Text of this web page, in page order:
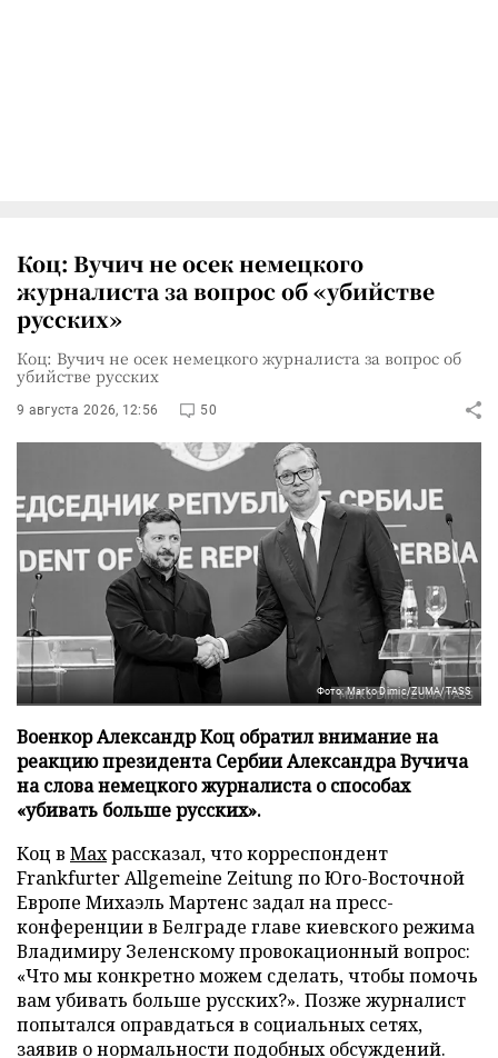
Коц: Вучич не осек немецкого
журналиста за вопрос об «убийстве
русских»
Коц: Вучич не осек немецкого журналиста за вопрос об
убийстве русских
9 августа 2026, 12:56 50
Фото: Marko Dimic/ZUMA/TASS
Военкор Александр Коц обратил внимание на
реакцию президента Сербии Александра Вучича
на слова немецкого журналиста о способах
«убивать больше русских».
Коц в Махрассказал, что корреспондент
Frankfurter Allgemeine Zeitung по Юго-Восточной
Европе Михаэль Мартенс задал на пресс-
конференции в Белграде главе киевского режима
Владимиру Зеленскому провокационный вопрос:
«Что мы конкретно можем сделать, чтобы помочь
вам убивать больше русских?». Позже журналист
попытался оправдаться в социальных сетях,
заявив о нормальности подобных обсуждений.